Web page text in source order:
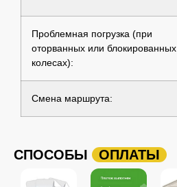
Проблемная погрузка (при
оторванных или блокированных
колесах):
Смена маршрута:
СПОСОБЫ ОПЛАТЫ